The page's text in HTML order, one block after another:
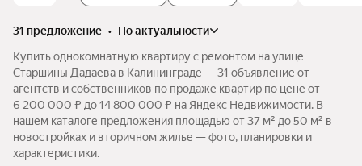
31 предложение •
по актуальности
Купить однокомнатную квартиру с ремонтом на улице
Старшины Дадаева в Калининграде — 31 объявление от
агентств и собственников по продаже квартир по цене от
6 200 000 ₽ до 14 800 000 ₽ на Яндекс Недвижимости. В
нашем каталоге предложения площадью от 37 м² до 50 м² в
новостройках и вторичном жилье — фото, планировки и
характеристики.